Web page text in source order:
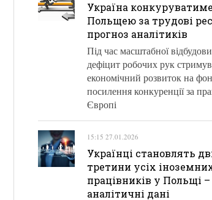
Україна
Польщею за трудові
прогноз аналітиків
Під час масштабної
дефіцит робочих рук
економічний розвиток на
посилення конкуренції за
Європі
15:15 27.01.2026
Українці становлять
третини усіх
працівників у Польщі –
аналітичні дані